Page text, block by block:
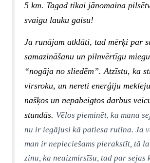
5 km. Tagad tikai jānomaina
svaigu lauku gaisu!
Ja runājam atklāti, tad mērķi par
samazināšanu un pilnvērtīgu
“nogāja no sliedēm”. Atzīstu, ka
virsroku, un nereti enerģiju
našķos un nepabeigtos darbus
stundās. Vēlos pieminēt, ka mana
nu ir iegājusi kā patiesa rutīna. Ja
man ir nepieciešams pierakstīt, tā
zinu, ka neaizmirsīšu, tad par sejas